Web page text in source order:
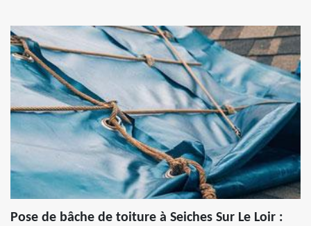
Pose de bâche de toiture à Seiches Sur Le Loir :